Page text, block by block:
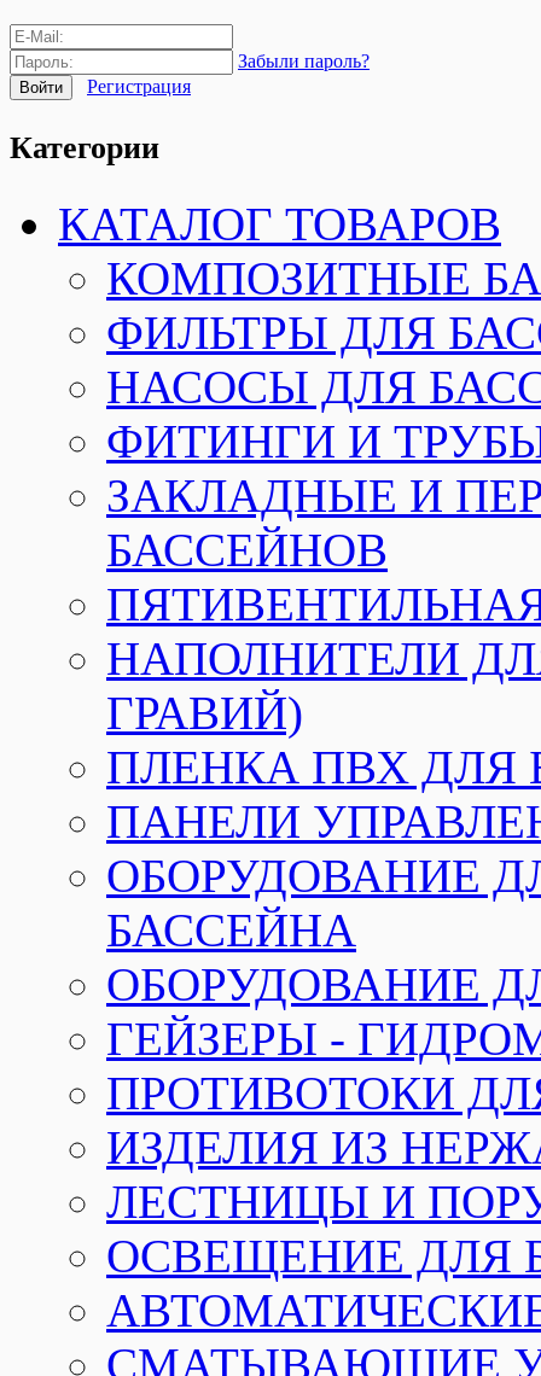
Забыли пароль?
Регистрация
Категории
КАТАЛОГ ТОВАРОВ
КОМПОЗИТНЫЕ
ФИЛЬТРЫ ДЛЯ
НАСОСЫ ДЛЯ
ФИТИНГИ И
ЗАКЛАДНЫЕ И
БАССЕЙНОВ
НАПОЛНИТЕЛИ
ГРАВИЙ)
ПЛЕНКА ПВХ ДЛЯ
ПАНЕЛИ
ОБОРУДОВАНИЕ
БАССЕЙНА
ОБОРУДОВАНИЕ
ГЕЙЗЕРЫ -
ПРОТИВОТОКИ
ИЗДЕЛИЯ ИЗ
ЛЕСТНИЦЫ И
ОСВЕЩЕНИЕ ДЛЯ
СМАТЫВАЮЩИЕ